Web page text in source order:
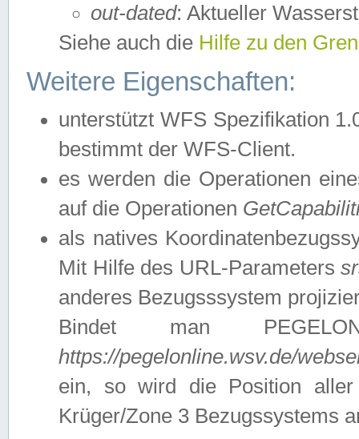
out-dated: Aktueller
Siehe auch die Hilfe zu den
Weitere Eigenschaften:
unterstützt WFS Spezifikation
bestimmt der WFS-Client.
es werden die Operationen
auf die Operationen
als natives
Mit Hilfe des URL-Parameters
anderes Bezugsssystem
Bindet man
https://pegelonline.wsv.de/
ein, so wird die Position
Krüger/Zone 3 Bezugssystems